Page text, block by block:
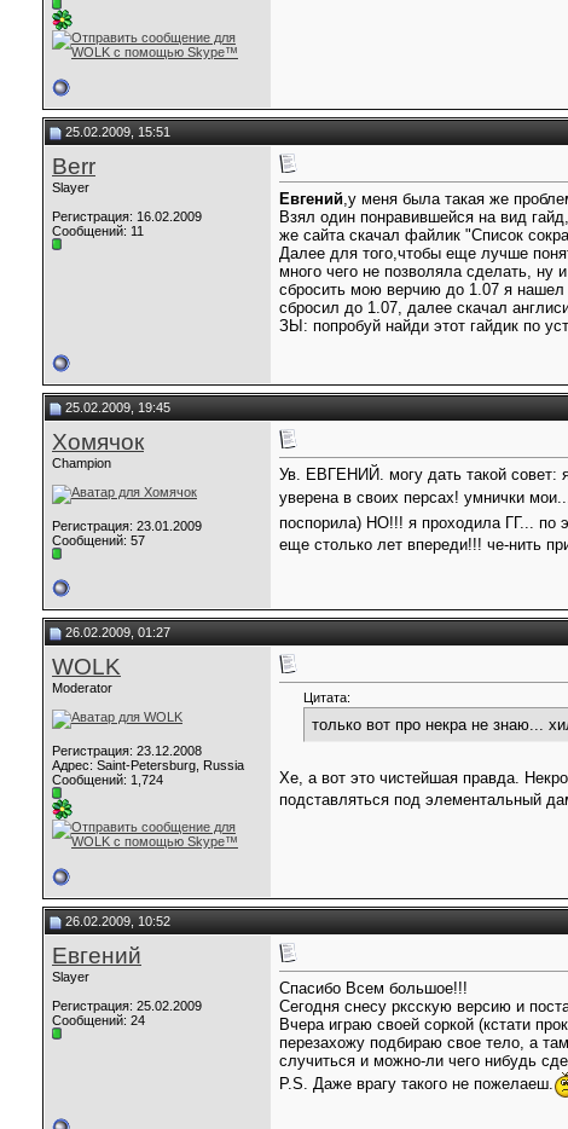
25.02.2009, 15:51
Berr
Slayer
Регистрация: 16.02.2009
Сообщений: 11
Евгений,у меня была такая же
Взял один понравившейся на вид
же сайта скачал файлик "Список
Далее для того,чтобы еще лучше
много чего не позволяла сделать, ну
сбросить мою верчию до 1.07 я
сбросил до 1.07, далее скачал
ЗЫ: попробуй найди этот гайдик по
25.02.2009, 19:45
Хомячок
Champion
Регистрация: 23.01.2009
Сообщений: 57
Ув. ЕВГЕНИЙ. могу дать такой совет:
уверена в своих персах! умнички
поспорила) НО!!! я проходила ГГ... по
еще столько лет впереди!!! че-нить
26.02.2009, 01:27
WOLK
Moderator
Регистрация: 23.12.2008
Адрес: Saint-Petersburg, Russia
Сообщений: 1,724
Цитата:
только вот про некра не знаю...
Хе, а вот это чистейшая правда.
подставляться под элементальный
26.02.2009, 10:52
Евгений
Slayer
Регистрация: 25.02.2009
Сообщений: 24
Спасибо Всем большое!!!
Сегодня снесу рксскую версию и
Вчера играю своей соркой (кстати
перезахожу подбираю свое тело, а
случиться и можно-ли чего нибудь
P.S. Даже врагу такого не пожелаеш.